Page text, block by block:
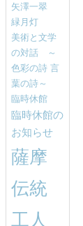
矢澤一翠
緑月灯
美術と文学
の対話 ～
色彩の詩 言
葉の詩～
臨時休館
臨時休館の
お知らせ
薩摩
伝統
工人